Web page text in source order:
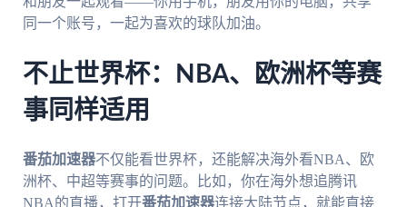
同一个账号，一起为喜欢的球队加油。
不止世界杯：NBA、欧洲杯等赛
事同样适用
番茄加速器不仅能看世界杯，还能解决海外看NBA、欧
洲杯、中超等赛事的问题。比如，你在海外想追腾讯
NBA的直播，打开番茄加速器连接大陆节点，就能直接